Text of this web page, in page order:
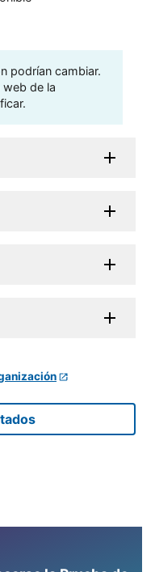
podrían cambiar.
de la